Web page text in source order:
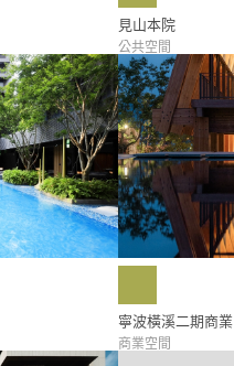
見山本院
公共空間
寧波橫溪二期商業
商業空間